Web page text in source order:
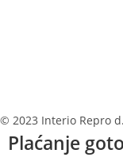
© 2023 Interio Repro
Plaćanje